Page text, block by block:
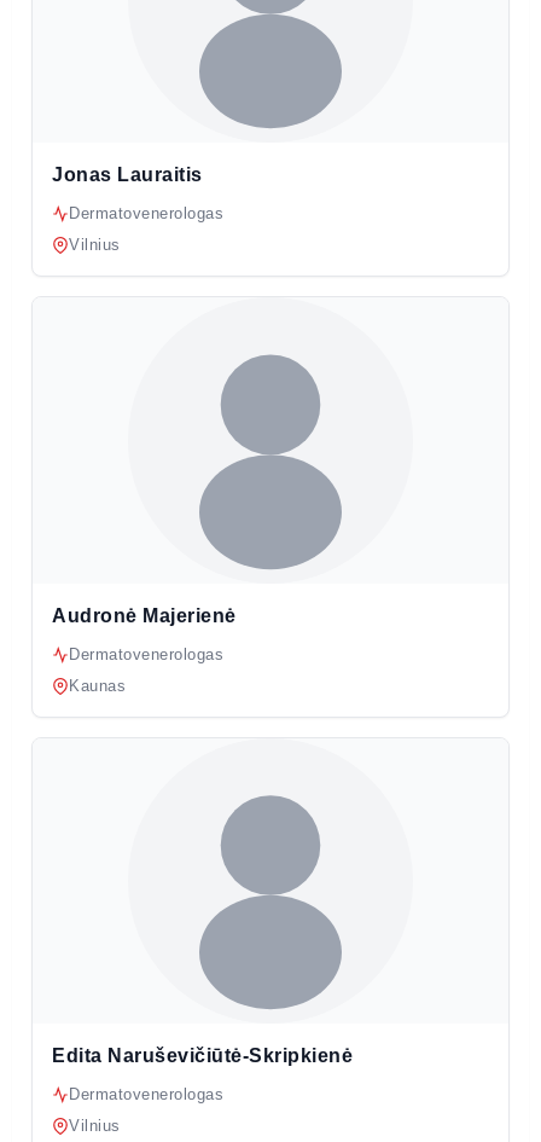
Jonas Lauraitis
Dermatovenerologas
Vilnius
Audronė Majerienė
Dermatovenerologas
Kaunas
Edita Naruševičiūtė-Skripkienė
Dermatovenerologas
Vilnius